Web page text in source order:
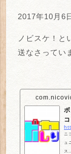
2017年10月6
ノビスケ！と
送なさってい
ニ
ュ
ス...